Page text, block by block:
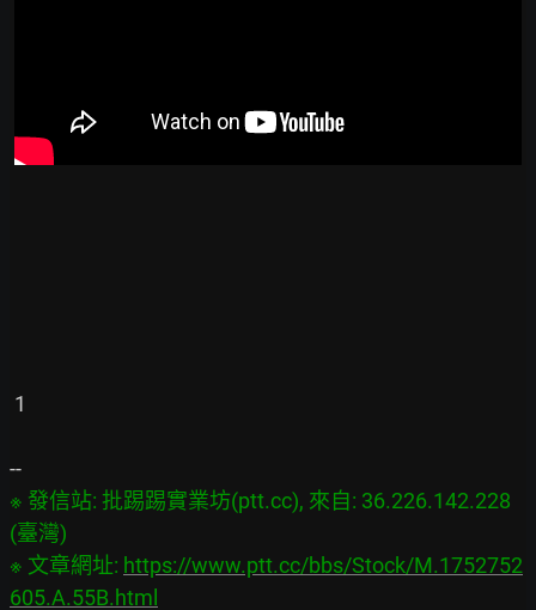
※ 發信站: 批踢踢實業坊(ptt.cc), 來自: 36.226.142.228
(臺灣)
※ 文章網址: https://www.ptt.cc/bbs/Stock/M.1752752
605.A.55B.html